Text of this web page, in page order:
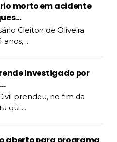
morto em acidente
Cleiton de Oliveira
anos, ...
investigado por
prendeu, no fim da
qui ...